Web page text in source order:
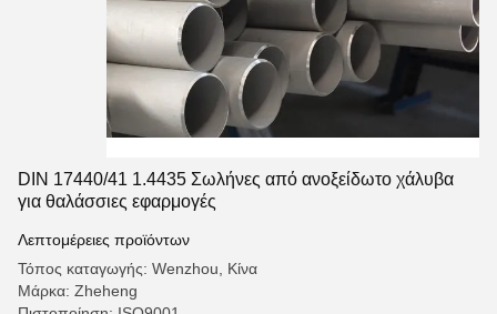
DIN 17440/41 1.4435 Σωλήνες από ανοξείδωτο χάλυβα
για θαλάσσιες εφαρμογές
Λεπτομέρειες προϊόντων
Τόπος καταγωγής: Wenzhou, Κίνα
Μάρκα: Zheheng